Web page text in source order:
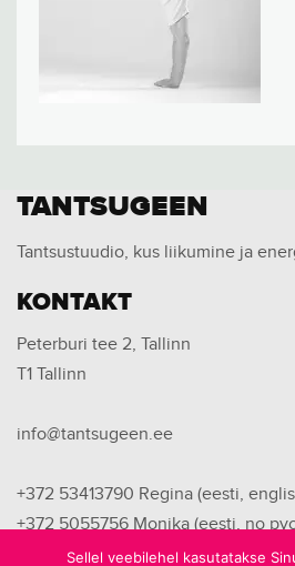
TANTSUGEEN
Tantsustuudio, kus liikumine ja
KONTAKT
Peterburi tee 2, Tallinn
T1 Tallinn
info@tantsugeen.ee
+372 53413790 Regina (eesti,
+372 5055756Monika (eesti, no
+372 53446749Kristina (eesti, no
Sellel veebilehel kasutatakse